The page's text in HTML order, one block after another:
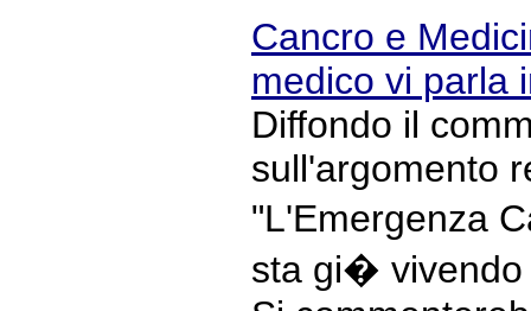
Cancro e
medico vi parla
Diffondo il
sull'argomento
"L'Emergenza
sta gi� vivendo